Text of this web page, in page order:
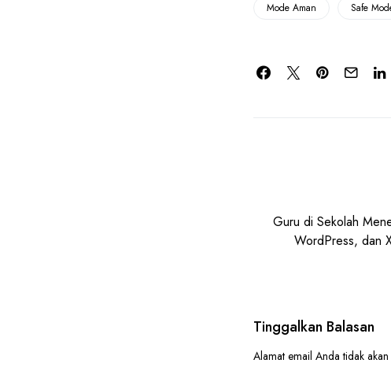
Mode Aman Safe
Guru di Sekolah
WordPress, dan
Tinggalkan Balasan
Alamat email Anda tidak akan